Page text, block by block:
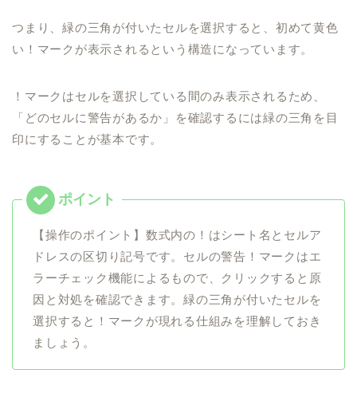
つまり、緑の三角が付いたセルを選択すると、初めて黄色
い！マークが表示されるという構造になっています。
！マークはセルを選択している間のみ表示されるため、
「どのセルに警告があるか」を確認するには緑の三角を目
印にすることが基本です。
【操作のポイント】数式内の！はシート名とセルア
ドレスの区切り記号です。セルの警告！マークはエ
ラーチェック機能によるもので、クリックすると原
因と対処を確認できます。緑の三角が付いたセルを
選択すると！マークが現れる仕組みを理解しておき
ましょう。